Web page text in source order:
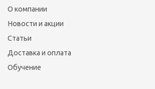
О компании
Новости и акции
Статьи
Доставка и оплата
Обучение